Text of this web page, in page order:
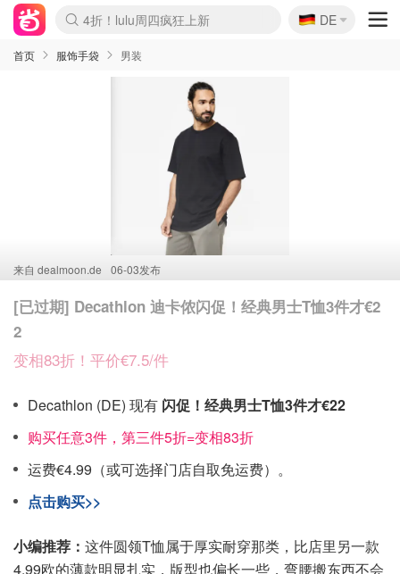
Boticinal 夏促开抢！
4折！lulu周四疯狂上新
还没结束！&OtherStories大促
Joybuy变相75折 随时失效
速领！Stanley独家85折
疑似霸哥！Camper额外叠85折
Zalando 奥莱闪促！每日更新
Moncler反季囤！5折起+叠9折
Coach Brooklyn仅€192
🇩🇪
DE
首页 服饰手袋 男装
来自 dealmoon.de 06-03发布
[已过期] Decathlon 迪卡侬闪促！经典男士T恤3件才€2
2
变相83折！平价€7.5/件
Decathlon (DE) 现有 闪促！经典男士T恤3件才€22
购买任意3件，第三件5折=变相83折
运费€4.99（或可选择门店自取免运费）。
点击购买>>
小编推荐： 这件圆领T恤属于厚实耐穿那类，比店里另一款
4.99欧的薄款明显扎实，版型也偏长一些，弯腰搬东西不会